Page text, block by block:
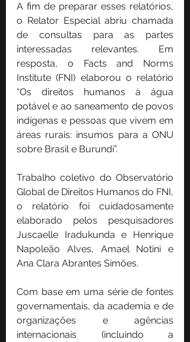
A fim de preparar esses relatórios,
o Relator Especial abriu chamada
de consultas para as partes
interessadas relevantes. Em
resposta, o Facts and Norms
Institute (FNI) elaborou o relatório
“Os direitos humanos à água
potável e ao saneamento de povos
indígenas e pessoas que vivem em
áreas rurais: insumos para a ONU
sobre Brasil e Burundi”.
Trabalho coletivo do Observatório
Global de Direitos Humanos do FNI,
o relatório foi cuidadosamente
elaborado pelos pesquisadores
Juscaelle Iradukunda e Henrique
Napoleão Alves, Amael Notini e
Ana Clara Abrantes Simões.
Com base em uma série de fontes
governamentais, da academia e de
organizações e agências
internacionais (incluindo a